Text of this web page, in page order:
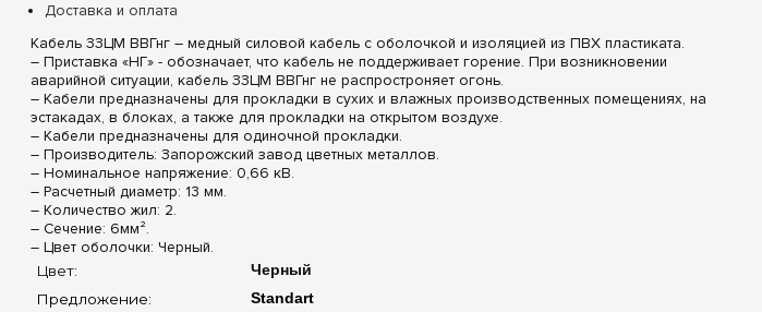
Доставка и оплата
Кабель ЗЗЦМ ВВГнг – медный силовой кабель с оболочкой и изоляцией из ПВХ пластиката.
– Приставка «НГ» - обозначает, что кабель не поддерживает горение. При возникновении
аварийной ситуации, кабель ЗЗЦМ ВВГнг не распростроняет огонь.
– Кабели предназначены для прокладки в сухих и влажных производственных помещениях, на
эстакадах, в блоках, а также для прокладки на открытом воздухе.
– Кабели предназначены для одиночной прокладки.
– Производитель: Запорожский завод цветных металлов.
– Номинальное напряжение: 0,66 кВ.
– Расчетный диаметр: 13 мм.
– Количество жил: 2.
– Сечение: 6мм².
– Цвет оболочки: Черный.
Цвет: Черный
Предложение: Standart